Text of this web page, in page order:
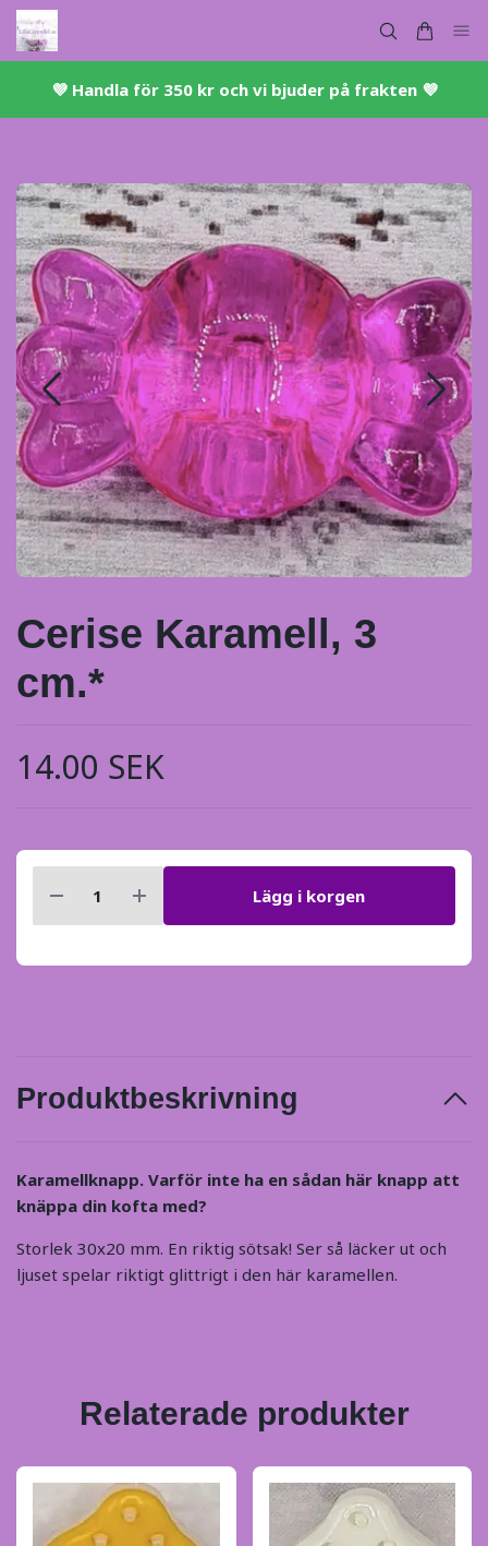
💜 ​Handla för 350 kr och vi bjuder på frakten 💜​
Cerise Karamell, 3
cm.*
14.00 SEK
Lägg i korgen
Produktbeskrivning
Karamellknapp. Varför inte ha en sådan här knapp att
knäppa din kofta med?
Storlek 30x20 mm. En riktig sötsak! Ser så läcker ut och
ljuset spelar riktigt glittrigt i den här karamellen.
Relaterade produkter